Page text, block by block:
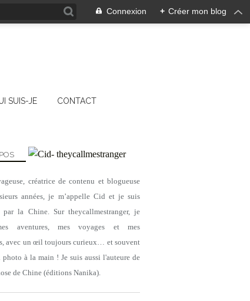
Connexion + Créer mon blog
SUIS-JE CONTACT
créatrice de contenu et blogueuse
années, je m’appelle Cid et je suis
par la Chine. Sur theycallmestranger, je
aventures, mes voyages et mes
avec un œil toujours curieux… et souvent
photo à la main ! Je suis aussi l'auteure de
de Chine (éditions Nanika).